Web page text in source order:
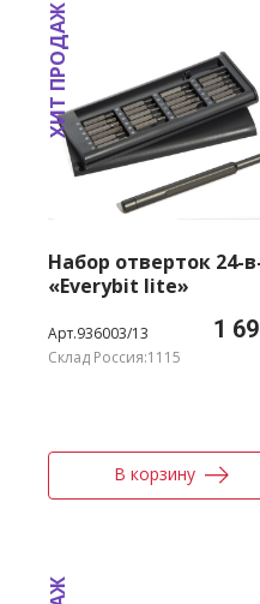
Набор отверток 24-
«Everybit lite»
Арт.936003/13 1
Склад Россия:1115
В корзину
ХИТ ПРОДАЖ